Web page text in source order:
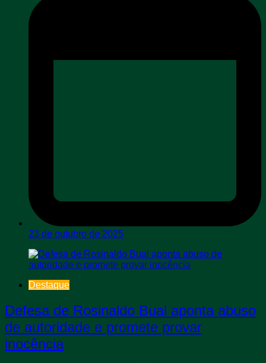
23 de outubro de 2025
Destaque
Defesa de Rosinaldo Bual aponta abuso
de autoridade e promete provar
inocência